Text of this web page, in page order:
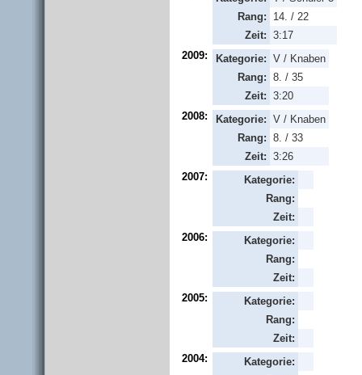
Rang:
14. / 22
Zeit: 3:17
2009:
Kategorie: V / Knaben
Rang: 8. / 35
Zeit: 3:20
2008:
Kategorie: V / Knaben
Rang: 8. / 33
Zeit: 3:26
2007:
Kategorie:
Rang:
Zeit:
2006:
Kategorie:
Rang:
Zeit:
2005:
Kategorie:
Rang:
Zeit:
2004:
Kategorie: